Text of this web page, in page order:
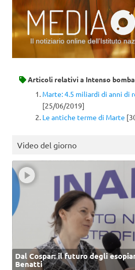
Il notiziario online dell’Istituto
Articoli relativi a Intenso
Marte: 4.5 miliardi di anni di
[25/06/2019]
Le antiche terme di Marte
Video del giorno
Dal Cospar: il futuro degli
Benatti